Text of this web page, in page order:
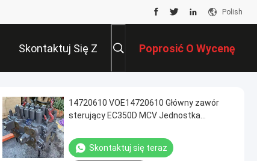
Polish
Skontaktuj Się Z
Nami
Poprosić O Wycenę
14720610 VOE14720610 Główny zawór
sterujący EC350D MCV Jednostka
budowlane Części naprawy
Skontaktuj się teraz